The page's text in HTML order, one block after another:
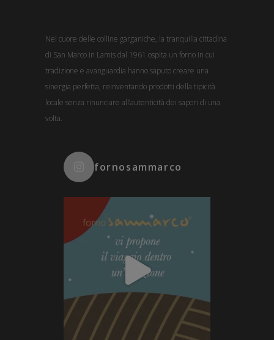
Nel cuore delle colline garganiche, la tranquilla cittadina
di San Marco in Lamis dal 1961 ospita un forno in cui
tradizione e avanguardia hanno saputo creare una
sinergia perfetta, reinventando prodotti della tipicità
locale senza rinunciare all’autenticità dei sapori di una
volta.
fornosammarco